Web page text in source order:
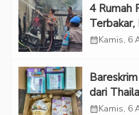
‎4 Rumah
Terbakar,
calendar_monthKamis, 6
dari
calendar_monthKamis, 6